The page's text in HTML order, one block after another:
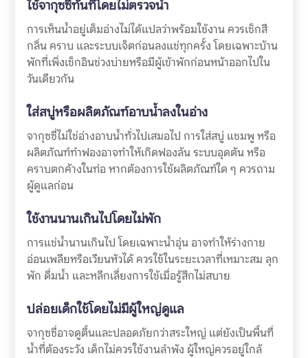
ใช้จากุซซี่ทันทีโดยไม่ตรวจน้ำ
การเห็นน้ำอยู่เต็มอ่างไม่ได้แปลว่าพร้อมใช้งาน ควรเช็กสี
กลิ่น คราบ และระบบเจ็ตก่อนลงแช่ทุกครั้ง โดยเฉพาะบ้าน
พักที่เพิ่งเช็กอินช่วงบ่ายหรือมีผู้เข้าพักก่อนหน้าออกไปใน
วันเดียวกัน
ใส่สบู่หรือผลิตภัณฑ์อาบน้ำลงในอ่าง
จากุซซี่ไม่ใช่อ่างอาบน้ำทั่วไปเสมอไป การใส่สบู่ แชมพู หรือ
ผลิตภัณฑ์ทำฟองอาจทำให้เกิดฟองล้น ระบบอุดตัน หรือ
คราบตกค้างในท่อ หากต้องการใช้ผลิตภัณฑ์ใด ๆ ควรถาม
ผู้ดูแลก่อน
ใช้งานนานเกินไปโดยไม่พัก
การแช่น้ำนานเกินไป โดยเฉพาะน้ำอุ่น อาจทำให้ร่างกาย
อ่อนเพลียหรือเวียนหัวได้ ควรใช้ในระยะเวลาที่เหมาะสม ลุก
พัก ดื่มน้ำ และหลีกเลี่ยงการใช้เมื่อรู้สึกไม่สบาย
ปล่อยเด็กใช้โดยไม่มีผู้ใหญ่ดูแล
จากุซซี่อาจดูตื้นและปลอดภัยกว่าสระใหญ่ แต่ยังเป็นพื้นที่
น้ำที่ต้องระวัง เด็กไม่ควรใช้งานลำพัง ผู้ใหญ่ควรอยู่ใกล้